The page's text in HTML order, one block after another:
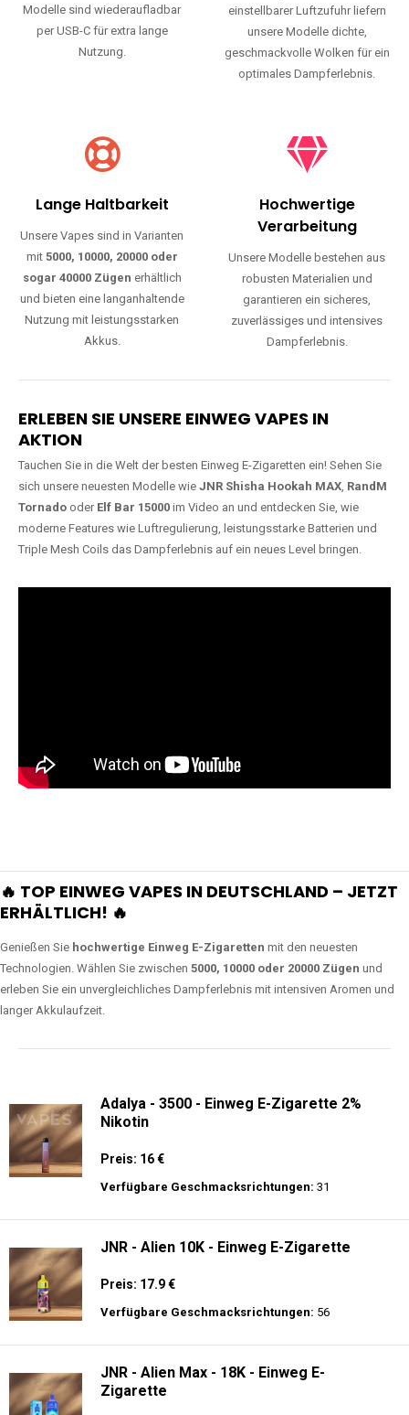
Modelle sind wiederaufladbar
per USB-C für extra lange
Nutzung.
einstellbarer Luftzufuhr liefern
unsere Modelle dichte,
geschmackvolle Wolken für ein
optimales Dampferlebnis.
Lange Haltbarkeit
Unsere Vapes sind in Varianten
mit 5000, 10000, 20000 oder
sogar 40000 Zügen erhältlich
und bieten eine langanhaltende
Nutzung mit leistungsstarken
Akkus.
Hochwertige
Verarbeitung
Unsere Modelle bestehen aus
robusten Materialien und
garantieren ein sicheres,
zuverlässiges und intensives
Dampferlebnis.
ERLEBEN SIE UNSERE EINWEG VAPES IN
AKTION
Tauchen Sie in die Welt der besten Einweg E-Zigaretten ein! Sehen Sie
sich unsere neuesten Modelle wie JNR Shisha Hookah MAX, RandM
Tornado oder Elf Bar 15000 im Video an und entdecken Sie, wie
moderne Features wie Luftregulierung, leistungsstarke Batterien und
Triple Mesh Coils das Dampferlebnis auf ein neues Level bringen.
🔥 TOP EINWEG VAPES IN DEUTSCHLAND – JETZT
ERHÄLTLICH! 🔥
Genießen Sie hochwertige Einweg E-Zigaretten mit den neuesten
Technologien. Wählen Sie zwischen 5000, 10000 oder 20000 Zügen und
erleben Sie ein unvergleichliches Dampferlebnis mit intensiven Aromen und
langer Akkulaufzeit.
Adalya - 3500 - Einweg E-Zigarette 2%
Nikotin
Preis: 16 €
Verfügbare Geschmacksrichtungen: 31
JNR - Alien 10K - Einweg E-Zigarette
Preis: 17.9 €
Verfügbare Geschmacksrichtungen: 56
JNR - Alien Max - 18K - Einweg E-
Zigarette